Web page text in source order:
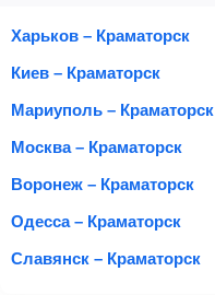
Харьков – Краматорск
Киев – Краматорск
Мариуполь – Краматорск
Москва – Краматорск
Воронеж – Краматорск
Одесса – Краматорск
Славянск – Краматорск